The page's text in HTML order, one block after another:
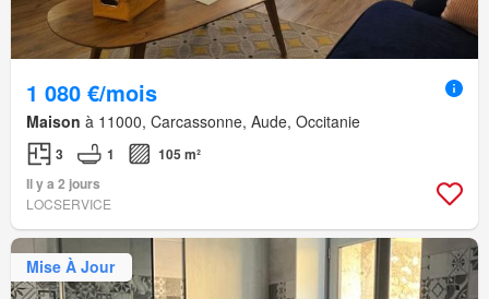
1 080 €/mois
Maison à 11000, Carcassonne, Aude, Occitanie
3 1
105 m²
Il y a 2 jours
LOCSERVICE
Mise À Jour